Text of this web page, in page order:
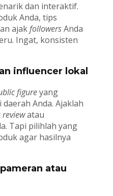
dan interaktif.
Anda, tips
ajakfollowersAnda
Ingat, konsisten
influencer lokal
figureyang
Anda. Ajaklah
reviewatau
Tapi pilihlah yang
agar hasilnya
atau